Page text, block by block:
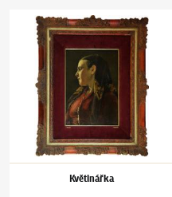
Václav Brožík(1851–1901)Květinářka
Květinářka